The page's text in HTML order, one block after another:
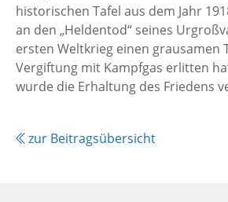
historischen Tafel aus dem Jahr
an den „Heldentod“ seines
ersten Weltkrieg einen grausamen
Vergiftung mit Kampfgas erlitten
wurde die Erhaltung des Friedens
zur Beitragsübersicht